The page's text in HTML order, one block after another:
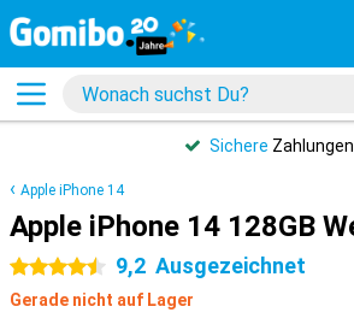
Sichere Zahlungen
Apple iPhone 14
Apple iPhone 14 128GB
4.5 Sterne 9,2 Ausgezeichnet
Gerade nicht auf Lager